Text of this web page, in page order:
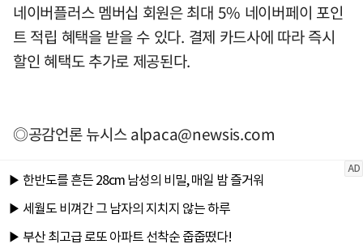
네이버플러스 멤버십 회원은 최대 5% 네이버페이 포인
트 적립 혜택을 받을 수 있다. 결제 카드사에 따라 즉시
할인 혜택도 추가로 제공된다.
◎공감언론 뉴시스alpaca@newsis.com